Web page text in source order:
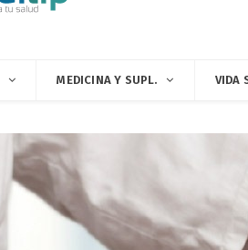
MEDICINA Y SUPL. VIDA